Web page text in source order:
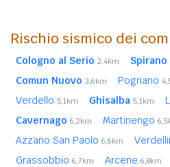
Rischio sismico dei
Cologno al Serio 2,4km Spirano
Comun Nuovo 3,6km Pognano
Verdello 5,1km Ghisalba 5,1km
Cavernago 6,2km Martinengo
Azzano San Paolo 6,6km
Grassobbio 6,7km Arcene 6,8km